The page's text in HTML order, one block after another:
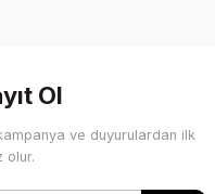
Ol
ve duyurulardan ilk
olur.